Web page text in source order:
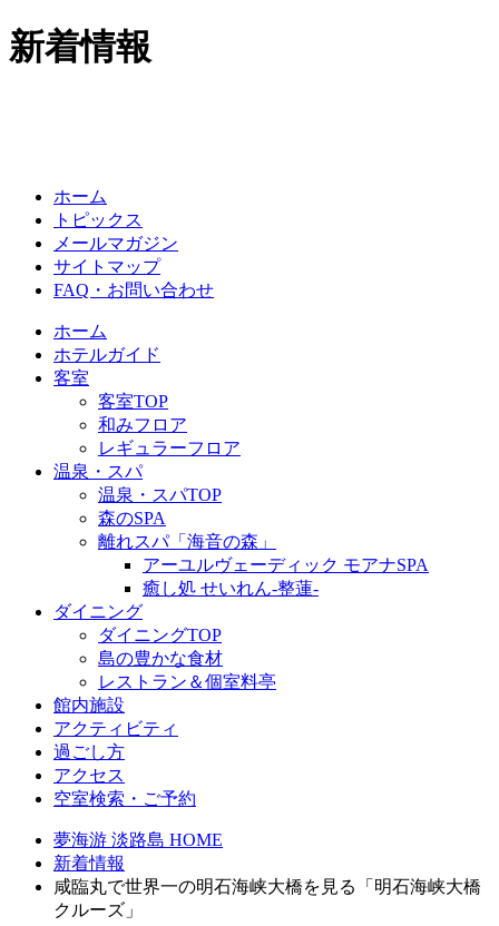
新着情報
ホーム
トピックス
メールマガジン
サイトマップ
FAQ・お問い合わせ
ホーム
ホテルガイド
客室
客室TOP
和みフロア
レギュラーフロア
温泉・スパ
温泉・スパTOP
森のSPA
離れスパ「海音の森」
アーユルヴェーディック モアナSPA
癒し処 せいれん-整蓮-
ダイニング
ダイニングTOP
島の豊かな食材
レストラン＆個室料亭
館内施設
アクティビティ
過ごし方
アクセス
空室検索・ご予約
夢海游 淡路島 HOME
新着情報
咸臨丸で世界一の明石海峡大橋を見る「明石海峡大橋
クルーズ」